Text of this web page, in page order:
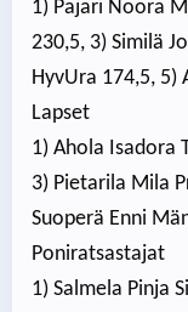
1) Pajari Noora
230,5, 3) Similä
HyvUra 174,5, 5)
Lapset
1) Ahola Isadora
3) Pietarila Mila
Suoperä Enni
Poniratsastajat
1) Salmela Pinja